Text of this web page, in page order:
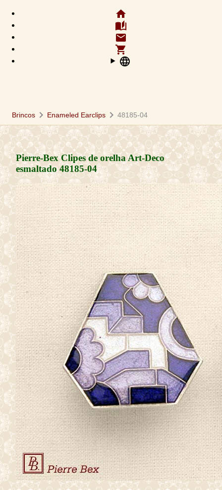
home
auto_stories
email
shopping_cart
language
Brincos chevron_right Enameled Earclips chevron_right 48185-04
Pierre-Bex Clipes de orelha Art-Deco
esmaltado48185-04